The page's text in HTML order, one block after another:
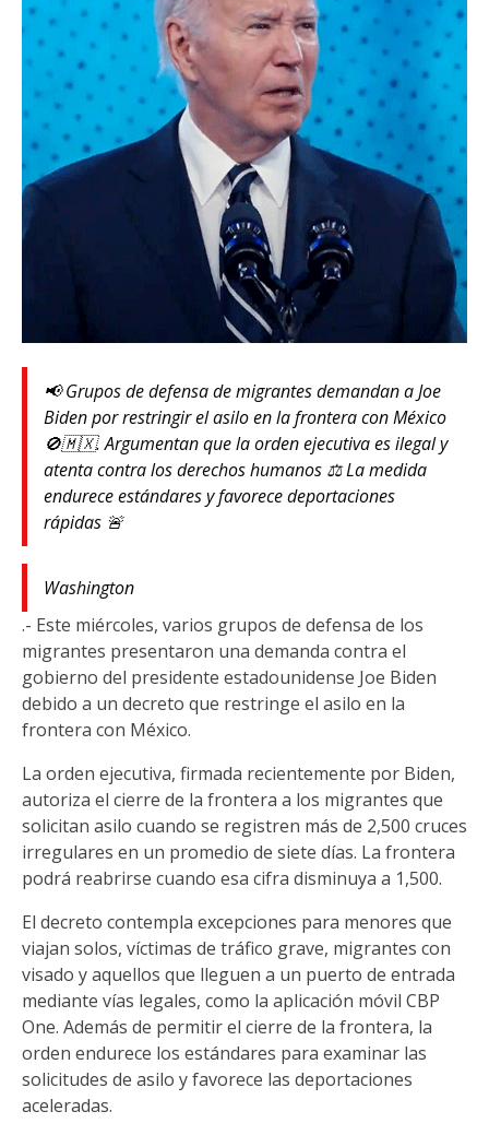
📢 Grupos de defensa de migrantes demandan a Joe
Biden por restringir el asilo en la frontera con México
🚫🇲🇽. Argumentan que la orden ejecutiva es ilegal y
atenta contra los derechos humanos ⚖️ La medida
endurece estándares y favorece deportaciones
rápidas 🚨
Washington
.- Este miércoles, varios grupos de defensa de los
migrantes presentaron una demanda contra el
gobierno del presidente estadounidense Joe Biden
debido a un decreto que restringe el asilo en la
frontera con México.
La orden ejecutiva, firmada recientemente por Biden,
autoriza el cierre de la frontera a los migrantes que
solicitan asilo cuando se registren más de 2,500 cruces
irregulares en un promedio de siete días. La frontera
podrá reabrirse cuando esa cifra disminuya a 1,500.
El decreto contempla excepciones para menores que
viajan solos, víctimas de tráfico grave, migrantes con
visado y aquellos que lleguen a un puerto de entrada
mediante vías legales, como la aplicación móvil CBP
One. Además de permitir el cierre de la frontera, la
orden endurece los estándares para examinar las
solicitudes de asilo y favorece las deportaciones
aceleradas.